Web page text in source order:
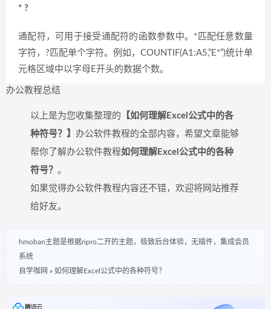
* ?
通配符，可用于接受通配符的函数参数中。*匹配任意数量
字符，?匹配单个字符。例如，COUNTIF(A1:A5,”E*”)统计单
元格区域中以字母E开头的数据个数。
办公教程总结
以上是为您收集整理的 【如何理解Excel公式中的各
种符号？】 办公软件教程的全部内容，希望文章能够
帮你了解办公软件教程如何理解Excel公式中的各种
符号？ 。
如果觉得办公软件教程内容还不错，欢迎将网站推荐
给好友。
hmoban主题是根据ripro二开的主题，极致后台体验，无插件，集成会员
系统
自学咖网 » 如何理解Excel公式中的各种符号？